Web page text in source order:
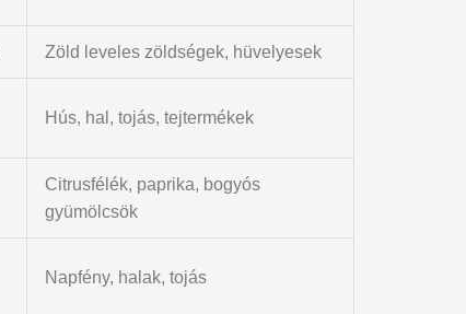
Zöld leveles zöldségek, hüvelyesek
Hús, hal, tojás, tejtermékek
Citrusfélék, paprika, bogyós
gyümölcsök
Napfény, halak, tojás